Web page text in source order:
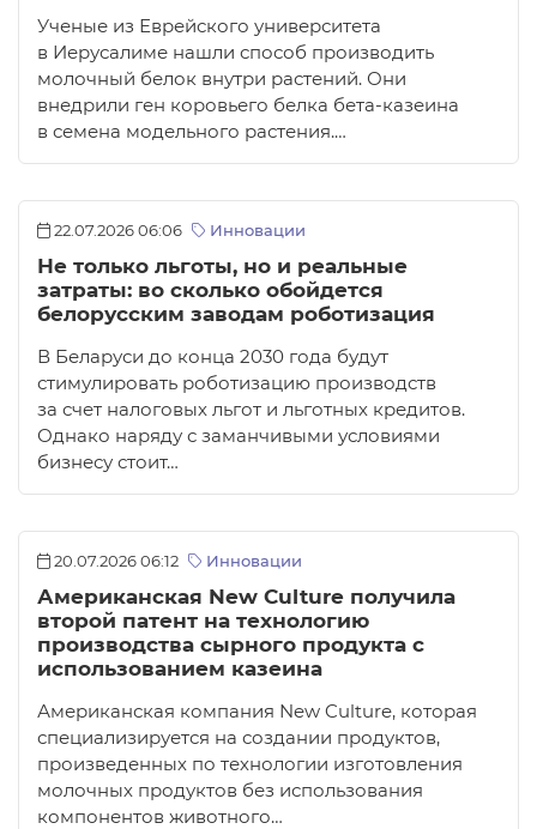
Ученые из Еврейского университета
в Иерусалиме нашли способ производить
молочный белок внутри растений. Они
внедрили ген коровьего белка бета-казеина
в семена модельного растения.…
22.07.2026 06:06 Инновации
Не только льготы, но и реальные
затраты: во сколько обойдется
белорусским заводам роботизация
В Беларуси до конца 2030 года будут
стимулировать роботизацию производств
за счет налоговых льгот и льготных кредитов.
Однако наряду с заманчивыми условиями
бизнесу стоит…
20.07.2026 06:12 Инновации
Американская New Culture получила
второй патент на технологию
производства сырного продукта с
использованием казеина
Американская компания New Culture, которая
специализируется на создании продуктов,
произведенных по технологии изготовления
молочных продуктов без использования
компонентов животного…